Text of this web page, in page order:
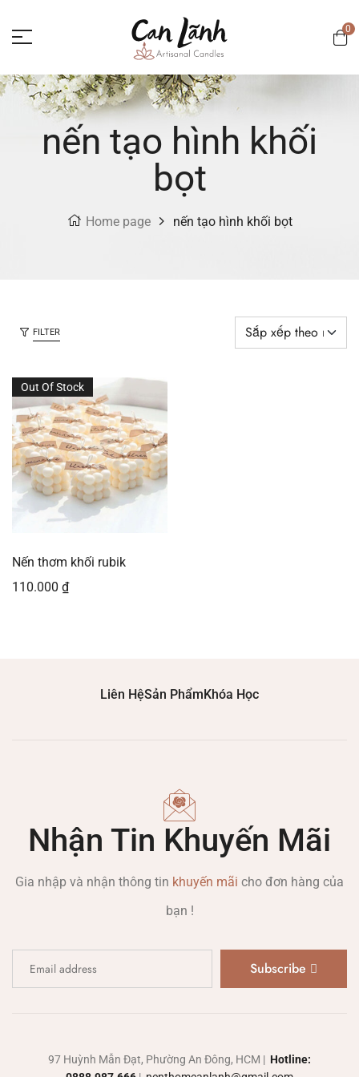
0
nến tạo hình khối
bọt
Home page nến tạo hình khối bọt
FILTER
Out Of Stock
Nến thơm khối rubik
110.000 ₫
Liên HệSản PhẩmKhóa Học
Nhận Tin Khuyến Mãi
Gia nhập và nhận thông tin khuyến mãi cho đơn hàng của
bạn !
Subscribe
97 Huỳnh Mẫn Đạt, Phường An Đông, HCM | Hotline: